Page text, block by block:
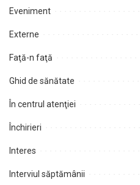
Eveniment
Externe
Faţă-n faţă
Ghid de sănătate
În centrul atenţiei
Închirieri
Interes
Interviul săptămânii